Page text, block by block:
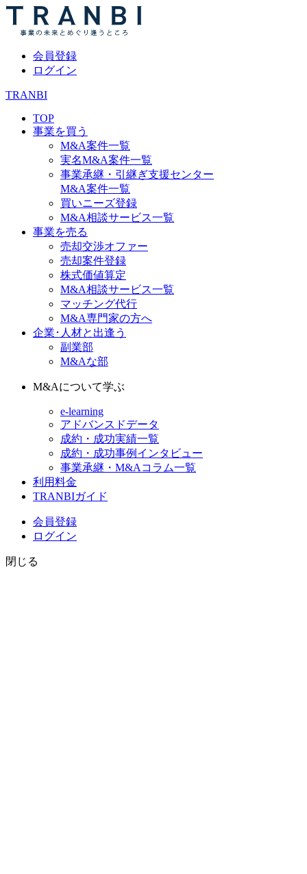
会員登録
ログイン
TRANBI
TOP
事業を買う
M&A案件一覧
実名M&A案件一覧
事業承継・引継ぎ支援センター
M&A案件一覧
買いニーズ登録
M&A相談サービス一覧
事業を売る
売却交渉オファー
売却案件登録
株式価値算定
M&A相談サービス一覧
マッチング代行
M&A専門家の方へ
企業･人材と出逢う
副業部
M&Aな部
M&Aについて学ぶ
e-learning
アドバンスドデータ
成約・成功実績一覧
成約・成功事例インタビュー
事業承継・M&Aコラム一覧
利用料金
TRANBIガイド
会員登録
ログイン
閉じる